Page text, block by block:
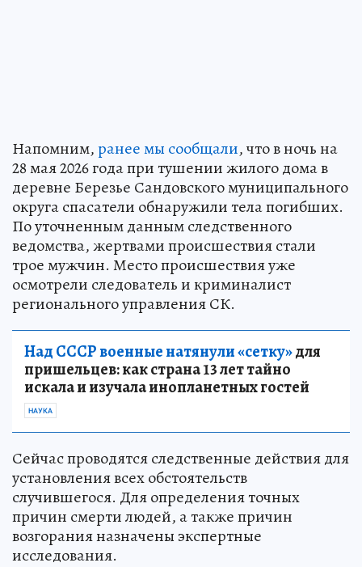
Напомним,ранее мы сообщали, что в ночь на
28 мая 2026 года при тушении жилого дома в
деревне Березье Сандовского муниципального
округа спасатели обнаружили тела погибших.
По уточненным данным следственного
ведомства, жертвами происшествия стали
трое мужчин. Место происшествия уже
осмотрели следователь и криминалист
регионального управления СК.
Над СССР военные натянули «сетку»для
пришельцев: как страна 13 лет тайно
искала и изучала инопланетных гостей
НАУКА
Сейчас проводятся следственные действия для
установления всех обстоятельств
случившегося. Для определения точных
причин смерти людей, а также причин
возгорания назначены экспертные
исследования.